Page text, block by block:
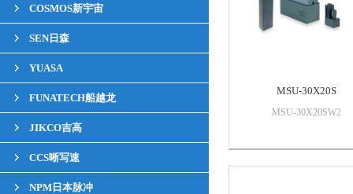
COSMOS新宇宙
SEN日森
YUASA
FUNATECH船越龙
JIKCO吉高
CCS晰写速
NPM日本脉冲
MSU-30X20S
MSU-30X20SW2